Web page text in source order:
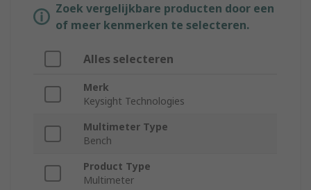
Zoek vergelijkbare producten door een
of meer kenmerken te selecteren.
Alles selecteren
Merk
Keysight Technologies
Multimeter Type
Bench
Product Type
Multimeter